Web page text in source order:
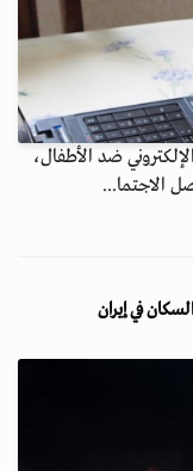
ضد الأطفال،
الاجتما...
في إيران